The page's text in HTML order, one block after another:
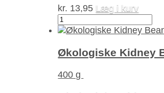
kr. 13,95 Læg i kurv
Økologiske
Sorte
antal
Økologiske Kidney
400 g